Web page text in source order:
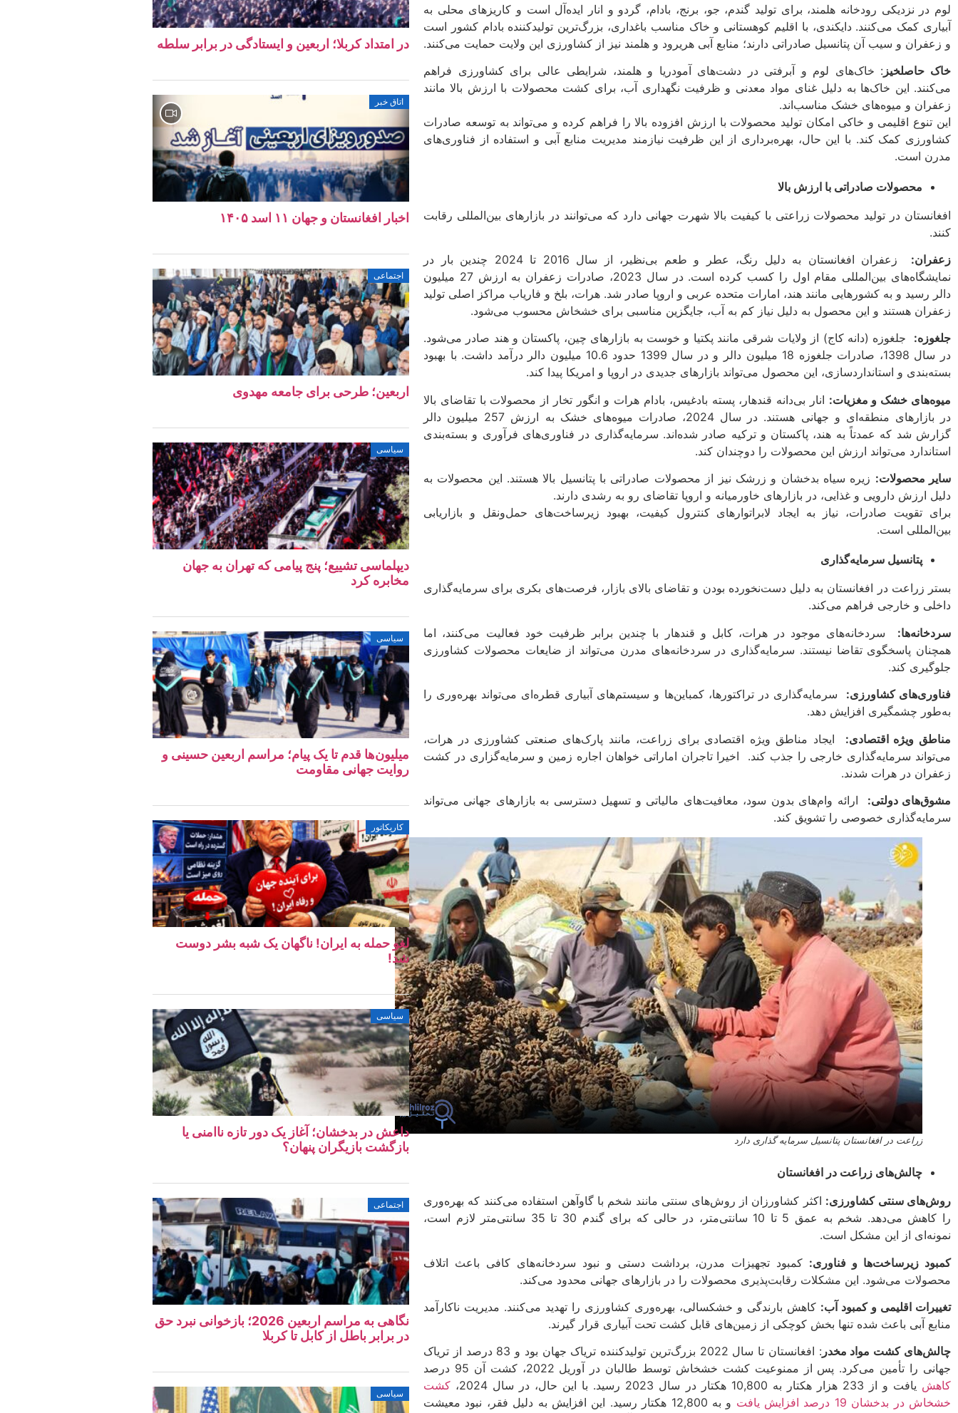
لوم در نزدیکی رودخانه هلمند، برای تولید گندم، جو، برنج، بادام، گردو و انار ایده‌آل است و کاریزهای محلی به
آبیاری کمک می‌کنند. دایکندی، با اقلیم کوهستانی و خاک مناسب باغداری، بزرگ‌ترین تولیدکننده بادام کشور است
و زعفران و سیب آن پتانسیل صادراتی دارند؛ منابع آبی هریرود و هلمند نیز از کشاورزی این ولایت حمایت می‌کنند.
خاک حاصلخیز : خاک‌های لوم و آبرفتی در دشت‌های آمودریا و هلمند، شرایطی عالی برای کشاورزی فراهم
می‌کنند. این خاک‌ها به دلیل غنای مواد معدنی و ظرفیت نگهداری آب، برای کشت محصولات با ارزش بالا مانند
زعفران و میوه‌های خشک مناسب‌اند.
این تنوع اقلیمی و خاکی امکان تولید محصولات با ارزش افزوده بالا را فراهم کرده و می‌تواند به توسعه صادرات
کشاورزی کمک کند. با این حال، بهره‌برداری از این ظرفیت نیازمند مدیریت منابع آبی و استفاده از فناوری‌های
مدرن است.
محصولات صادراتی با ارزش بالا
افغانستان در تولید محصولات زراعتی با کیفیت بالا شهرت جهانی دارد که می‌توانند در بازارهای بین‌المللی رقابت
کنند.
زعفران:
زعفران افغانستان به دلیل رنگ، عطر و طعم بی‌نظیر، از سال 2016 تا 2024 چندین بار در
نمایشگاه‌های بین‌المللی مقام اول را کسب کرده است. در سال 2023، صادرات زعفران به ارزش 27 میلیون
دالر رسید و به کشورهایی مانند هند، امارات متحده عربی و اروپا صادر شد. هرات، بلخ و فاریاب مراکز اصلی تولید
زعفران هستند و این محصول به دلیل نیاز کم به آب، جایگزین مناسبی برای خشخاش محسوب می‌شود.
جلغوزه: جلغوزه (دانه کاج) از ولایات شرقی مانند پکتیا و خوست به بازارهای چین، پاکستان و هند صادر می‌شود.
در سال 1398، صادرات جلغوزه 18 میلیون دالر و در سال 1399 حدود 10.6 میلیون دالر درآمد داشت. با بهبود
بسته‌بندی و استانداردسازی، این محصول می‌تواند بازارهای جدیدی در اروپا و امریکا پیدا کند.
میوه‌های خشک و مغزیات: انار بی‌دانه قندهار، پسته بادغیس، بادام هرات و انگور تخار از محصولات با تقاضای بالا
در بازارهای منطقه‌ای و جهانی هستند. در سال 2024، صادرات میوه‌های خشک به ارزش 257 میلیون دالر
گزارش شد که عمدتاً به هند، پاکستان و ترکیه صادر شده‌اند. سرمایه‌گذاری در فناوری‌های فرآوری و بسته‌بندی
استاندارد می‌تواند ارزش این محصولات را دوچندان کند.
سایر محصولات: زیره سیاه بدخشان و زرشک نیز از محصولات صادراتی با پتانسیل بالا هستند. این محصولات به
دلیل ارزش دارویی و غذایی، در بازارهای خاورمیانه و اروپا تقاضای رو به رشدی دارند.
برای تقویت صادرات، نیاز به ایجاد لابراتوارهای کنترول کیفیت، بهبود زیرساخت‌های حمل‌ونقل و بازاریابی
بین‌المللی است.
پتانسیل سرمایه‌گذاری
بستر زراعت در افغانستان به دلیل دست‌نخورده بودن و تقاضای بالای بازار، فرصت‌های بکری برای سرمایه‌گذاری
داخلی و خارجی فراهم می‌کند.
سردخانه‌ها: سردخانه‌های موجود در هرات، کابل و قندهار با چندین برابر ظرفیت خود فعالیت می‌کنند، اما
همچنان پاسخگوی تقاضا نیستند. سرمایه‌گذاری در سردخانه‌های مدرن می‌تواند از ضایعات محصولات کشاورزی
جلوگیری کند.
فناوری‌های کشاورزی: سرمایه‌گذاری در تراکتورها، کمباین‌ها و سیستم‌های آبیاری قطره‌ای می‌تواند بهره‌وری را
به‌طور چشمگیری افزایش دهد.
مناطق ویژه اقتصادی: ایجاد مناطق ویژه اقتصادی برای زراعت، مانند پارک‌های صنعتی کشاورزی در هرات،
می‌تواند سرمایه‌گذاری خارجی را جذب کند. اخیرا تاجران اماراتی خواهان اجاره زمین و سرمایه‌گزاری در کشت
زعفران در هرات شدند.
مشوق‌های دولتی: ارائه وام‌های بدون سود، معافیت‌های مالیاتی و تسهیل دسترسی به بازارهای جهانی می‌تواند
سرمایه‌گذاری خصوصی را تشویق کند.
زراعت در افغانستان پتانسیل سرمایه گذاری دارد
چالش‌های زراعت در افغانستان
روش‌های سنتی کشاورزی: اکثر کشاورزان از روش‌های سنتی مانند شخم با گاوآهن استفاده می‌کنند که بهره‌وری
را کاهش می‌دهد. شخم به عمق 5 تا 10 سانتی‌متر، در حالی که برای گندم 30 تا 35 سانتی‌متر لازم است،
نمونه‌ای از این مشکل است.
کمبود زیرساخت‌ها و فناوری: کمبود تجهیزات مدرن، برداشت دستی و نبود سردخانه‌های کافی باعث اتلاف
محصولات می‌شود. این مشکلات رقابت‌پذیری محصولات را در بازارهای جهانی محدود می‌کند.
تغییرات اقلیمی و کمبود آب: کاهش بارندگی و خشکسالی، بهره‌وری کشاورزی را تهدید می‌کنند. مدیریت ناکارآمد
منابع آبی باعث شده تنها بخش کوچکی از زمین‌های قابل کشت تحت آبیاری قرار گیرند.
چالش‌های کشت مواد مخدر
: افغانستان تا سال 2022 بزرگ‌ترین تولیدکننده تریاک جهان بود و 83 درصد از تریاک
جهانی را تأمین می‌کرد. پس از ممنوعیت کشت خشخاش توسط طالبان در آوریل 2022، کشت آن 95 درصد
کاهش یافت و از 233 هزار هکتار به 10,800 هکتار در سال 2023 رسید. با این حال، در سال 2024،
کشت
خشخاش در بدخشان 19 درصد افزایش یافت
و به 12,800 هکتار رسید. این افزایش به دلیل فقر، نبود معیشت
در امتداد کربلا؛ اربعین و ایستادگی در برابر سلطه
اتاق خبر
اخبار افغانستان و جهان ۱۱ اسد ۱۴۰۵
اجتماعی
اربعین؛ طرحی برای جامعه مهدوی
سیاسی
دیپلماسی تشییع؛ پنج پیامی که تهران به جهان
مخابره کرد
سیاسی
میلیون‌ها قدم تا یک پیام؛ مراسم اربعین حسینی و
روایت جهانی مقاومت
کاریکاتور
لغو حمله به ایران! ناگهان یک شبه بشر دوست
شد!
سیاسی
داعش در بدخشان؛ آغاز یک دور تازه ناامنی یا
بازگشت بازیگران پنهان؟
اجتماعی
نگاهی به مراسم اربعین 2026؛ بازخوانی نبرد حق
در برابر باطل از کابل تا کربلا
سیاسی